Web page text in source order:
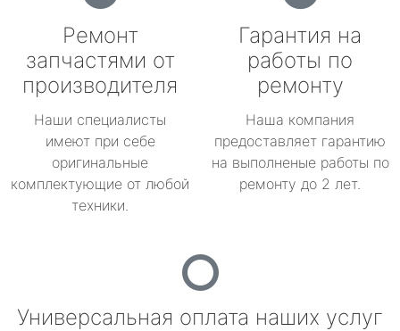
Ремонт
запчастями от
производителя
Наши специалисты
имеют при себе
оригинальные
комплектующие от любой
техники.
Гарантия на
работы по
ремонту
Наша компания
предоставляет гарантию
на выполненые работы по
ремонту до 2 лет.
Универсальная оплата наших услуг